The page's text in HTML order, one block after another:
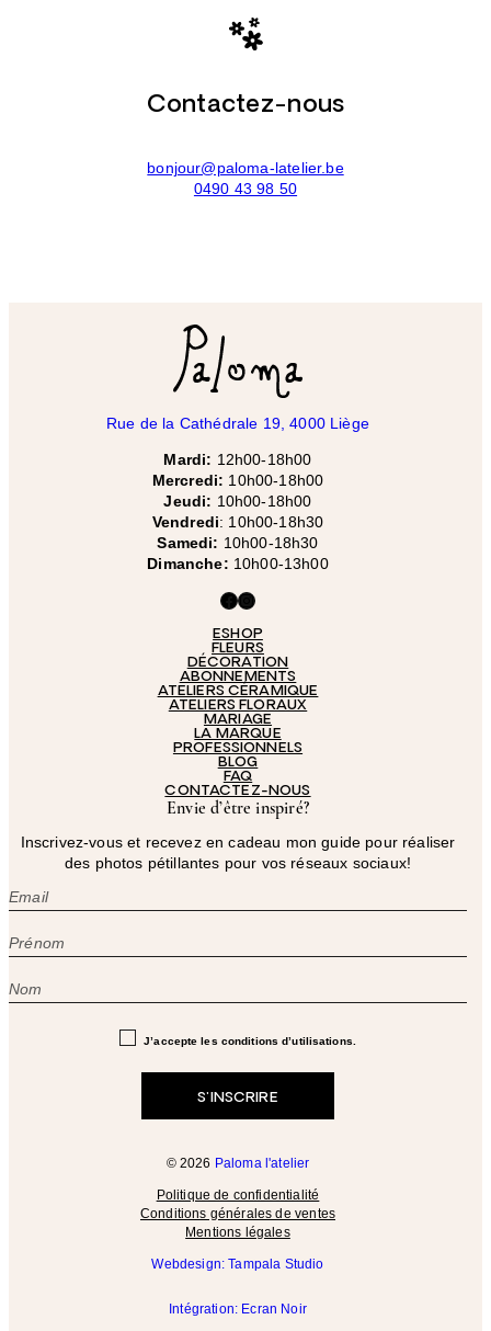
Contactez-nous
bonjour@paloma-latelier.be
0490 43 98 50
Rue de la Cathédrale 19, 4000 Liège
Mardi: 12h00-18h00
Mercredi: 10h00-18h00
Jeudi: 10h00-18h00
Vendredi: 10h00-18h30
Samedi: 10h00-18h30
Dimanche: 10h00-13h00
Facebook Instagram
ESHOP
FLEURS
DÉCORATION
ABONNEMENTS
ATELIERS CÉRAMIQUE
ATELIERS FLORAUX
MARIAGE
LA MARQUE
PROFESSIONNELS
BLOG
FAQ
CONTACTEZ-NOUS
Envie d’être inspiré?
Inscrivez-vous et recevez en cadeau mon guide pour réaliser
des photos pétillantes pour vos réseaux sociaux!
J’accepte les conditions d’utilisations.
© 2026 Paloma l'atelier
Politique de confidentialité
Conditions générales de ventes
Mentions légales
Webdesign: Tampala Studio
Intégration: Ecran Noir